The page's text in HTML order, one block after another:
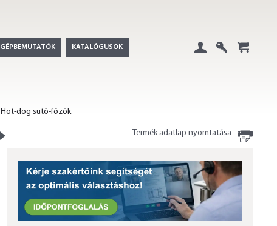
GÉPBEMUTATÓK KATALÓGUSOK
Hot-dog sütő-főzők
Termék adatlap nyomtatása